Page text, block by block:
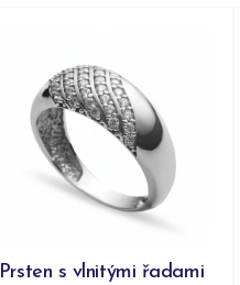
Prsten s vlnitými řadami